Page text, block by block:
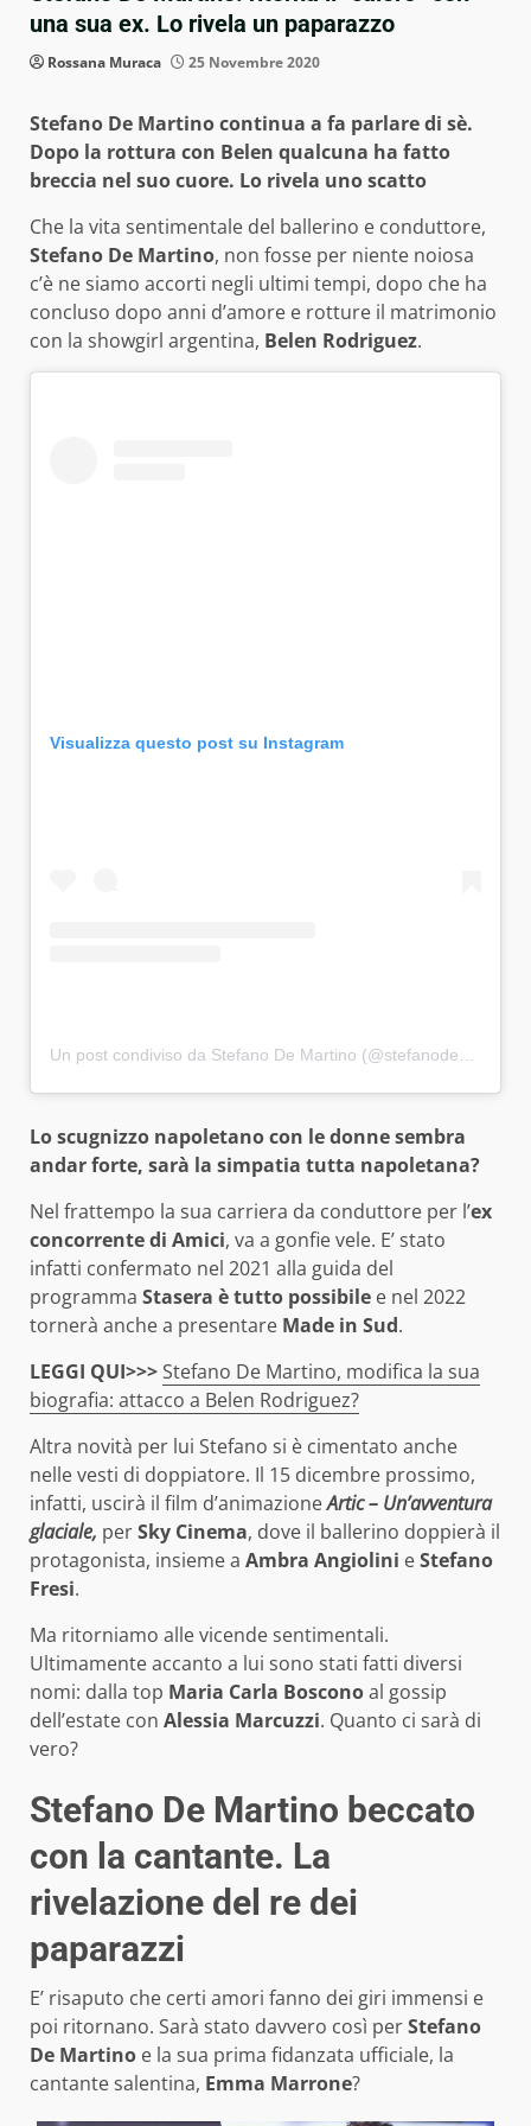
una sua ex. Lo rivela un paparazzo
Rossana Muraca 25 Novembre 2020
Stefano De Martino continua a fa parlare di sè.
Dopo la rottura con Belen qualcuna ha fatto
breccia nel suo cuore. Lo rivela uno scatto
Che la vita sentimentale del ballerino e conduttore,
Stefano De Martino, non fosse per niente noiosa
c’è ne siamo accorti negli ultimi tempi, dopo che ha
concluso dopo anni d’amore e rotture il matrimonio
con la showgirl argentina, Belen Rodriguez.
Visualizza questo post su Instagram
Lo scugnizzo napoletano con le donne sembra
andar forte, sarà la simpatia tutta napoletana?
Nel frattempo la sua carriera da conduttore per l’ex
concorrente di Amici, va a gonfie vele. E’ stato
infatti confermato nel 2021 alla guida del
programma Stasera è tutto possibile e nel 2022
tornerà anche a presentare Made in Sud.
LEGGI QUI>>>Stefano De Martino, modifica la sua
biografia: attacco a Belen Rodriguez?
Altra novità per lui Stefano si è cimentato anche
nelle vesti di doppiatore. Il 15 dicembre prossimo,
infatti, uscirà il film d’animazioneArtic – Un’avventura
glaciale, perSky Cinema, dove il ballerino doppierà il
protagonista, insieme a Ambra Angiolini eStefano
Fresi.
Ma ritorniamo alle vicende sentimentali.
Ultimamente accanto a lui sono stati fatti diversi
nomi: dalla top Maria Carla Bosconoal gossip
dell’estate con Alessia Marcuzzi. Quanto ci sarà di
vero?
Stefano De Martino beccato
con la cantante. La
rivelazione del re dei
paparazzi
E’ risaputo che certi amori fanno dei giri immensi e
poi ritornano. Sarà stato davvero così perStefano
De Martino e la sua prima fidanzata ufficiale, la
cantante salentina, Emma Marrone?